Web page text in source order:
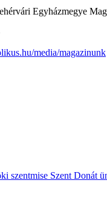
Egyházmegye
media/magazinunk
szentmise Szent Donát